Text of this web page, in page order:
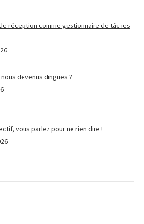
réception comme gestionnaire de tâches
devenus dingues ?
vous parlez pour ne rien dire !